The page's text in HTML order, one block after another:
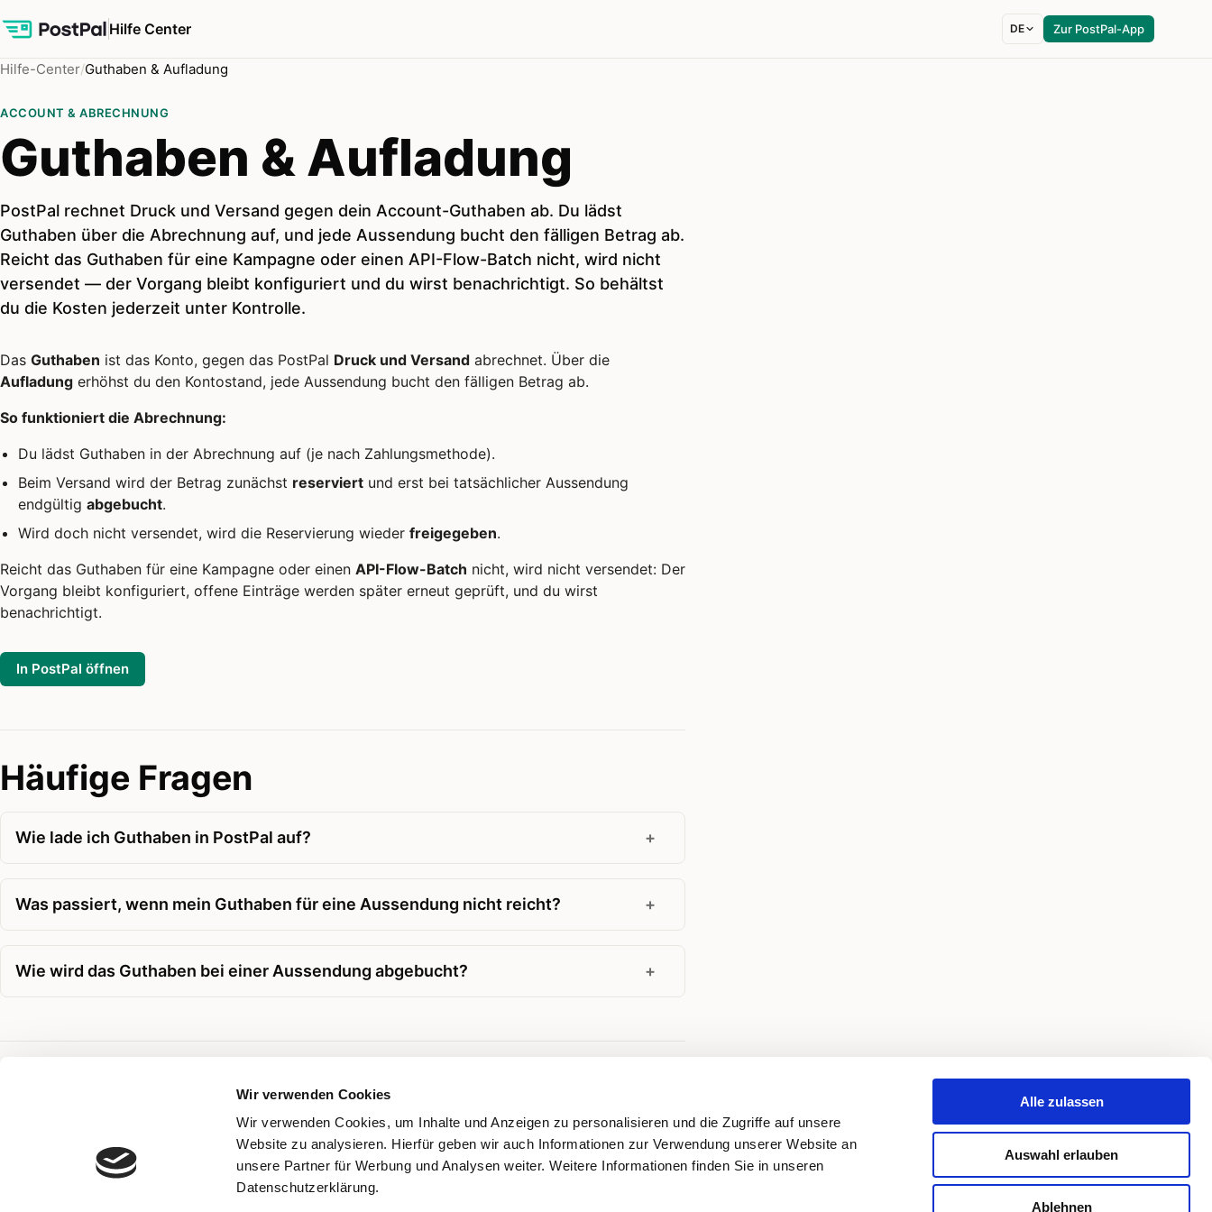
Wir verwenden Cookies
Wir verwenden Cookies, um Inhalte und Anzeigen zu personalisieren und die Zugriffe auf unsere
Website zu analysieren. Hierfür geben wir auch Informationen zur Verwendung unserer Website an
unsere Partner für Werbung und Analysen weiter. Weitere Informationen finden Sie in unseren
Datenschutzerklärung.
Alle zulassen
Auswahl erlauben
Ablehnen
Hilfe Center DE Zur PostPal-App
Hilfe-Center Guthaben & Aufladung
ACCOUNT & ABRECHNUNG
Guthaben & Aufladung
PostPal rechnet Druck und Versand gegen dein Account-Guthaben ab. Du lädst
Guthaben über die Abrechnung auf, und jede Aussendung bucht den fälligen Betrag ab.
Reicht das Guthaben für eine Kampagne oder einen API-Flow-Batch nicht, wird nicht
versendet — der Vorgang bleibt konfiguriert und du wirst benachrichtigt. So behältst
du die Kosten jederzeit unter Kontrolle.
Das Guthaben ist das Konto, gegen das PostPal Druck und Versand abrechnet. Über die
Aufladung erhöhst du den Kontostand, jede Aussendung bucht den fälligen Betrag ab.
So funktioniert die Abrechnung:
Du lädst Guthaben in der Abrechnung auf (je nach Zahlungsmethode).
Beim Versand wird der Betrag zunächst reserviert und erst bei tatsächlicher Aussendung
endgültig abgebucht.
Wird doch nicht versendet, wird die Reservierung wieder freigegeben.
Reicht das Guthaben für eine Kampagne oder einen API-Flow-Batch nicht, wird nicht versendet: Der
Vorgang bleibt konfiguriert, offene Einträge werden später erneut geprüft, und du wirst
benachrichtigt.
In PostPal öffnen
Häufige Fragen
Wie lade ich Guthaben in PostPal auf?
Was passiert, wenn mein Guthaben für eine Aussendung nicht reicht?
Wie wird das Guthaben bei einer Aussendung abgebucht?
Verwandte Themen
Rechnungsadresse